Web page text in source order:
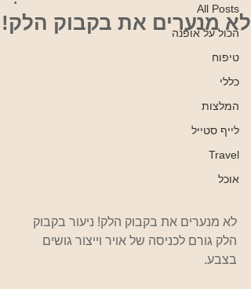
All Posts
הכול על אופנה
טיפוח
כללי
המלצות
לייף סטייל
Travel
אוכל
לא מנערים את בקבוק הלק!
לא מנערים את בקבוק הלק! ניעור בקבוק
הלק גורם לכניסה של אויר וייצור גושים
בצבע.